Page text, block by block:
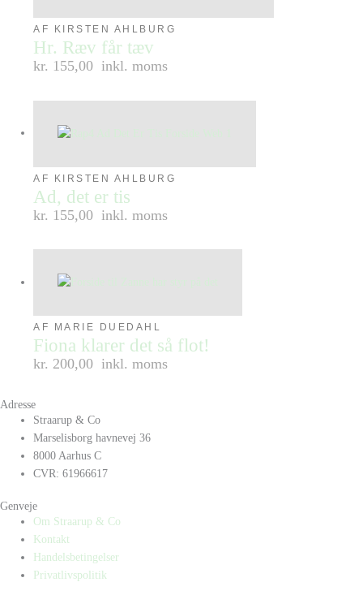
AF KIRSTEN AHLBURG
Hr. Ræv får tæv
kr. 155,00 inkl. moms
AF KIRSTEN AHLBURG
Ad, det er tis
kr. 155,00 inkl. moms
AF MARIE DUEDAHL
Fiona klarer det så flot!
kr. 200,00 inkl. moms
Adresse
Straarup & Co
Marselisborg havnevej 36
8000 Aarhus C
CVR: 61966617
Genveje
Om Straarup & Co
Kontakt
Handelsbetingelser
Privatlivspolitik